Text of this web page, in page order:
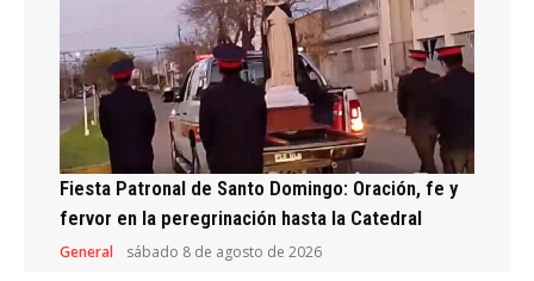
Fiesta Patronal de Santo Domingo: Oración, fe y
fervor en la peregrinación hasta la Catedral
General sábado 8 de agosto de 2026